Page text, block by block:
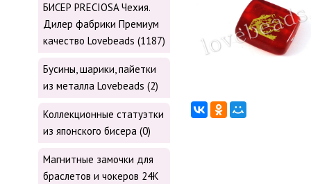
БИСЕР PRECIOSA Чехия.
Дилер фабрики Премиум
качество Lovebeads (1187)
Бусины, шарики, пайетки
из металла Lovebeads (2)
Коллекционные статуэтки
из японского бисера (0)
Магнитные замочки для
браслетов и чокеров 24К